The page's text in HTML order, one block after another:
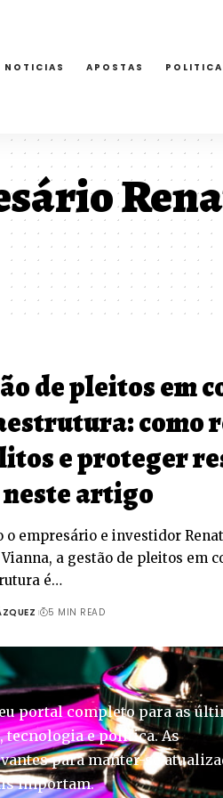
NOTICIAS APOSTAS POLITICA
de pleitos em
como
e proteger
artigo
o empresário e investidor
a gestão de pleitos em
é…
5 MIN READ
portal completo para as
tecnologia e política. As
para manter-se
importam.